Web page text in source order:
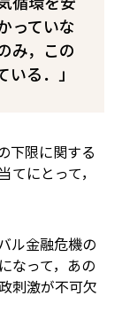
っていな
み，この
る．」
下限に関する
にとって，
ル金融危機の
なって，あの
刺激が不可欠